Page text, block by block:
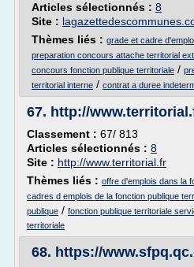
Articles sélectionnés : 8
Site :
Thèmes liés : grade et cadre
preparation concours attache territorial
concours fonction publique territoriale /
territorial interne / contrat a duree
67. http://
Classement : 67/ 813
Articles sélectionnés : 8
Site : http://www.territorial.fr
Thèmes liés : offre d'emplois dans la
cadres d emplois de la fonction publique
publique / fonction publique territoriale
territoriale
68. https://